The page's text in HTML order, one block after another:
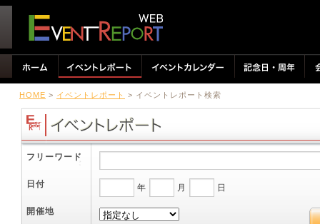
HOME > イベントレポート > イベントレポート検索
フリーワード
日付 年 月 日
開催地